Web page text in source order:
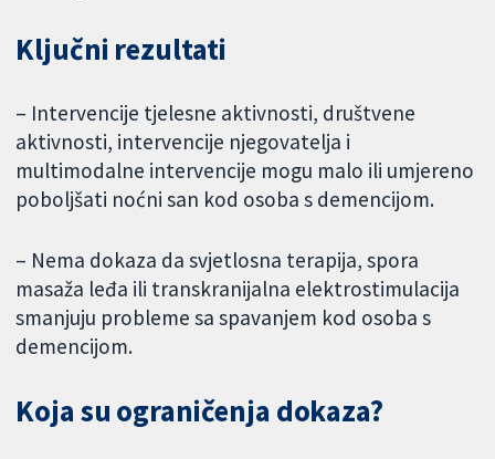
Ključni rezultati
– Intervencije tjelesne aktivnosti, društvene
aktivnosti, intervencije njegovatelja i
multimodalne intervencije mogu malo ili umjereno
poboljšati noćni san kod osoba s demencijom.
– Nema dokaza da svjetlosna terapija, spora
masaža leđa ili transkranijalna elektrostimulacija
smanjuju probleme sa spavanjem kod osoba s
demencijom.
Koja su ograničenja dokaza?